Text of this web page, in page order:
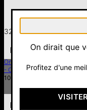
32 articles
Ondulation Boucles
- Or Vermeil
105 €
On dirait que
Profitez d'une